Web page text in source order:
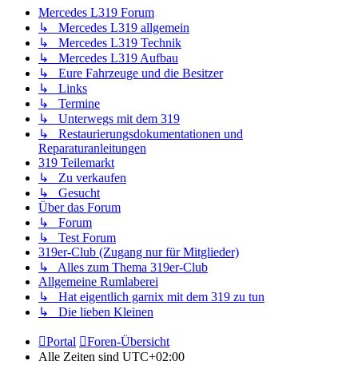
Mercedes L319 Forum
↳ Mercedes L319 allgemein
↳ Mercedes L319 Technik
↳ Mercedes L319 Aufbau
↳ Eure Fahrzeuge und die Besitzer
↳ Links
↳ Termine
↳ Unterwegs mit dem 319
↳ Restaurierungsdokumentationen und
Reparaturanleitungen
319 Teilemarkt
↳ Zu verkaufen
↳ Gesucht
Über das Forum
↳ Forum
↳ Test Forum
319er-Club (Zugang nur für Mitglieder)
↳ Alles zum Thema 319er-Club
Allgemeine Rumlaberei
↳ Hat eigentlich garnix mit dem 319 zu tun
↳ Die lieben Kleinen
Portal
Foren-Übersicht
Alle Zeiten sind UTC+02:00